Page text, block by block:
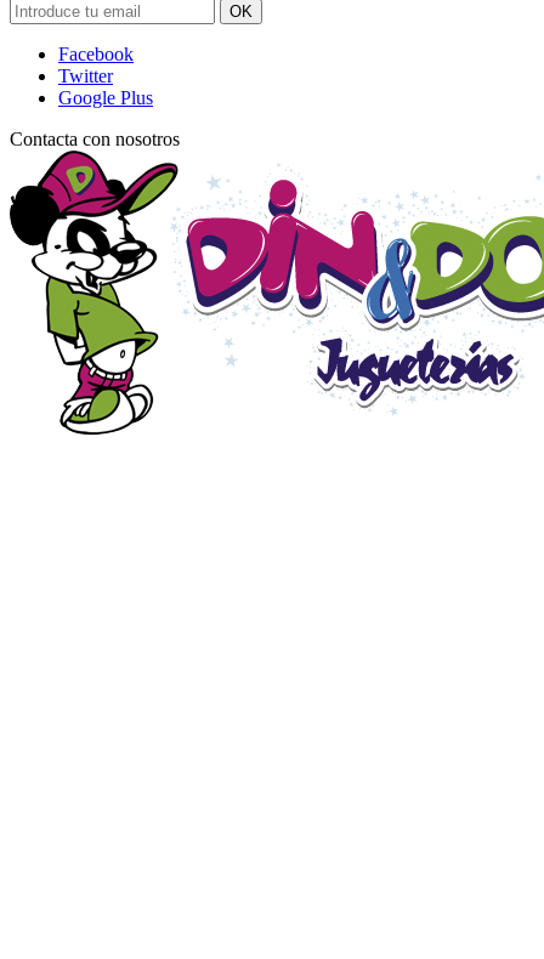
OK
Facebook
Twitter
Google Plus
Contacta con nosotros